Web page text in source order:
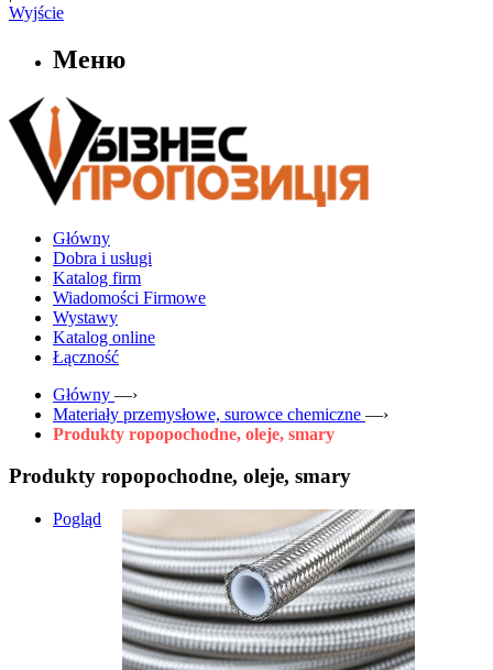
Wyjście
Меню
Główny
Dobra i usługi
Katalog firm
Wiadomości Firmowe
Wystawy
Katalog online
Łączność
Główny —›
Materiały przemysłowe, surowce chemiczne —›
Produkty ropopochodne, oleje, smary
Produkty ropopochodne, oleje, smary
Pogląd